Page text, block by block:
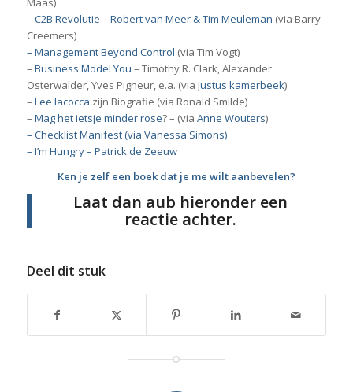
– C2B Revolutie – Robert van Meer & Tim Meuleman (via Barry
Creemers)
– Management Beyond Control (via Tim Vogt)
– Business Model You – Timothy R. Clark, Alexander
Osterwalder, Yves Pigneur, e.a. (via Justus kamerbeek)
– Lee Iacocca zijn Biografie (via Ronald Smilde)
– Mag het ietsje minder rose? – (via Anne Wouters)
– Checklist Manifest (via Vanessa Simons)
– I’m Hungry – Patrick de Zeeuw
Ken je zelf een boek dat je me wilt aanbevelen?
Laat dan aub hieronder een
reactie achter.
Deel dit stuk